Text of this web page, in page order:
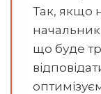
Так, якщо
що буде